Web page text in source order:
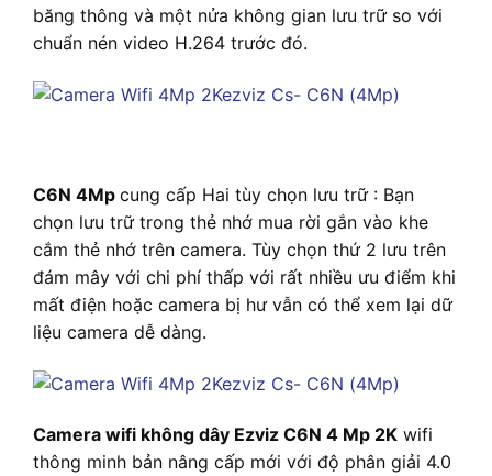
băng thông và một nửa không gian lưu trữ so với
chuẩn nén video H.264 trước đó.
C6N 4Mp cung cấp Hai tùy chọn lưu trữ : Bạn
chọn lưu trữ trong thẻ nhớ mua rời gắn vào khe
cắm thẻ nhớ trên camera. Tùy chọn thứ 2 lưu trên
đám mây với chi phí thấp với rất nhiều ưu điểm khi
mất điện hoặc camera bị hư vẫn có thể xem lại dữ
liệu camera dễ dàng.
Camera wifi không dây Ezviz C6N 4 Mp 2K wifi
thông minh bản nâng cấp mới với độ phân giải 4.0